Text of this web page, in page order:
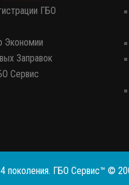
ГБО
Экономии
Заправок
Сервис
4 поколения. ГБО Сервис™ ©